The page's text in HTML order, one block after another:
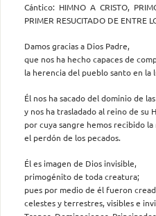
Cántico: HIMNO A CRISTO,
PRIMER RESUCITADO DE ENTRE
Damos gracias a Dios Padre,
que nos ha hecho capaces de
la herencia del pueblo santo en la
Él nos ha sacado del dominio de
y nos ha trasladado al reino de su
por cuya sangre hemos recibido
el perdón de los pecados.
Él es imagen de Dios invisible,
primogénito de toda creatura;
pues por medio de él fueron
celestes y terrestres, visibles e